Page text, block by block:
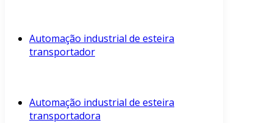
Automação industrial de esteira
transportador
Automação industrial de esteira
transportadora